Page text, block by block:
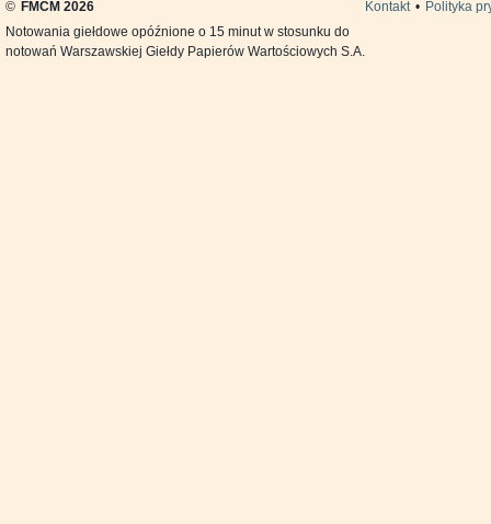
© FMCM 2026 Kontakt • Polityka
Notowania giełdowe opóźnione o 15 minut w stosunku do
notowań Warszawskiej Giełdy Papierów Wartościowych S.A.